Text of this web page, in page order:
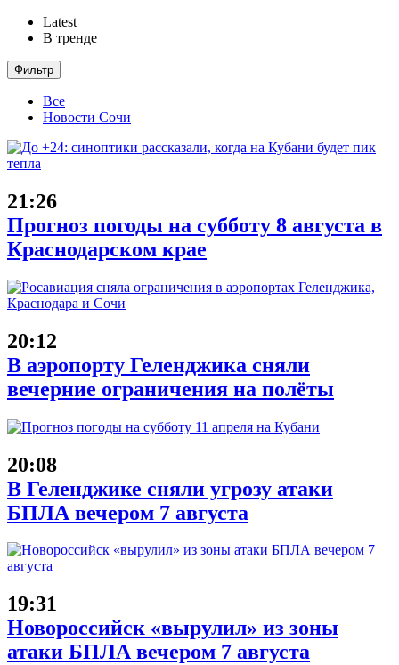
Latest
В тренде
Фильтр
Все
Новости Сочи
21:26
Прогноз погоды на субботу 8 августа в
Краснодарском крае
20:12
В аэропорту Геленджика сняли
вечерние ограничения на полёты
20:08
В Геленджике сняли угрозу атаки
БПЛА вечером 7 августа
19:31
Новороссийск «вырулил» из зоны
атаки БПЛА вечером 7 августа